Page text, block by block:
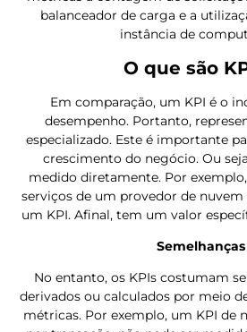
balanceador de carga e a
instância de
O que são
Em comparação, um KPI é o
desempenho. Portanto,
especializado. Este é importante
crescimento do negócio. Ou
medido diretamente. Por
serviços de um provedor de nuvem
um KPI. Afinal, tem um valor
Semelhanças
No entanto, os KPIs costumam
derivados ou calculados por meio
métricas. Por exemplo, um KPI de